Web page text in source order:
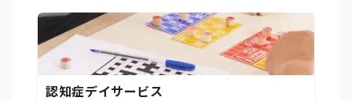
認知症デイサービス